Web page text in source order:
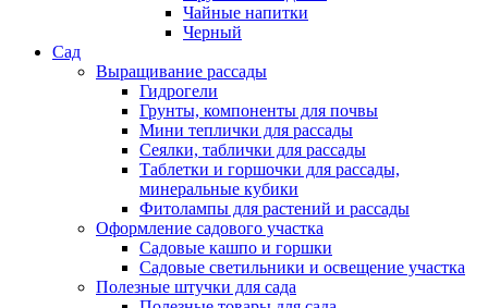
Чайные напитки
Черный
Сад
Выращивание рассады
Гидрогели
Грунты, компоненты для почвы
Мини теплички для рассады
Сеялки, таблички для рассады
Таблетки и горшочки для рассады,
минеральные кубики
Фитолампы для растений и рассады
Оформление садового участка
Садовые кашпо и горшки
Садовые светильники и освещение участка
Полезные штучки для сада